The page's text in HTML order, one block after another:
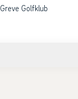
Greve Golfklub